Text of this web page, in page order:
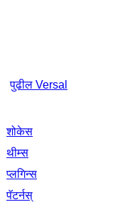
पुढील Versal
शोकेस
थीम्स
प्लगिन्स
पॅटर्नस्